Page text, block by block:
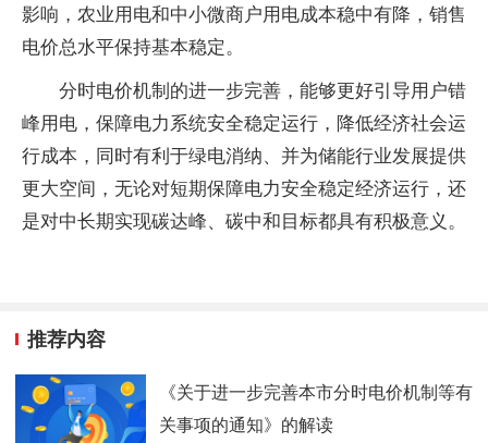
影响，农业用电和中小微商户用电成本稳中有降，销售
电价总水平保持基本稳定。
分时电价机制的进一步完善，能够更好引导用户错
峰用电，保障电力系统安全稳定运行，降低经济社会运
行成本，同时有利于绿电消纳、并为储能行业发展提供
更大空间，无论对短期保障电力安全稳定经济运行，还
是对中长期实现碳达峰、碳中和目标都具有积极意义。
推荐内容
《关于进一步完善本市分时电价机制等有
关事项的通知》的解读